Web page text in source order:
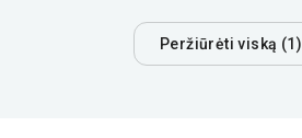
Peržiūrėti viską (1)